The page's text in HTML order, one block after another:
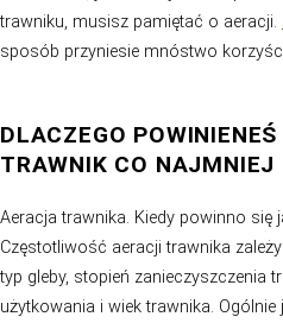
Zabieg napowietrzania
kondycję trawnika. Co daje
Korzenie trawy są w
zwiększa elastyczność
W trakcie aeracji
pomiędzy glebą a
regeneracyjne darni i